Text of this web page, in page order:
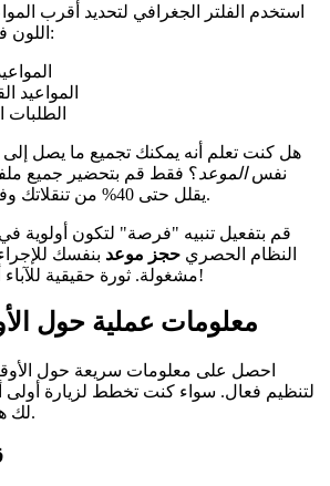
استخدم الفلتر الجغرافي لتحديد أقرب
اللون في الوقت الحقيقي إلى:
المواعيد
نفسالموعد؟ فقط قم بتحضير جميع
يقلل حتى 40% من تنقلاتك وفقًا للإحصائيات المحلية.
قم بتفعيل تنبيه "فرصة" لتكون أولوية في
النظام الحصري حجز موعد بنفسك
مشغولة. ثورة حقيقية للآباء أو العاملين المزدحمين!
معلومات عملية حول
احصل على معلومات سريعة حول
لتنظيم فعال. سواء كنت تخطط لزيارة أولى
لك هذه التفاصيل وقتًا ثمينًا.